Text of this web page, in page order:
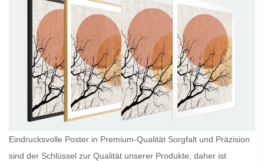
Eindrucksvolle Poster in Premium-Qualität Sorgfalt und Präzision
sind der Schlüssel zur Qualität unserer Produkte, daher ist